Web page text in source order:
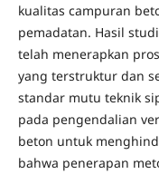
kualitas campuran
pemadatan. Hasil
telah menerapkan
yang terstruktur dan
standar mutu teknik
pada pengendalian
beton untuk
bahwa penerapan